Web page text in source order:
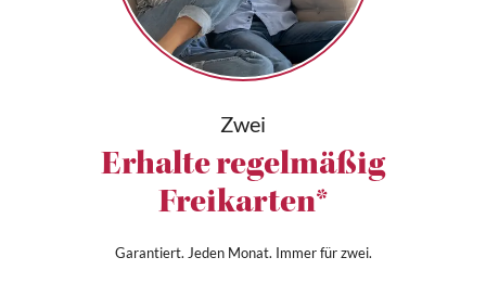
Zwei
Erhalte regelmäßig
Freikarten*
Garantiert. Jeden Monat. Immer für zwei.